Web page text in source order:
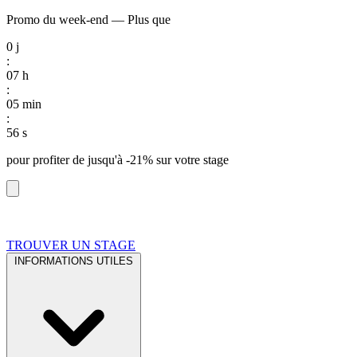
Promo du week-end — Plus que
0 j
:
07 h
:
05 min
:
55 s
pour profiter de jusqu'à -21% sur votre stage
TROUVER UN STAGE
INFORMATIONS UTILES